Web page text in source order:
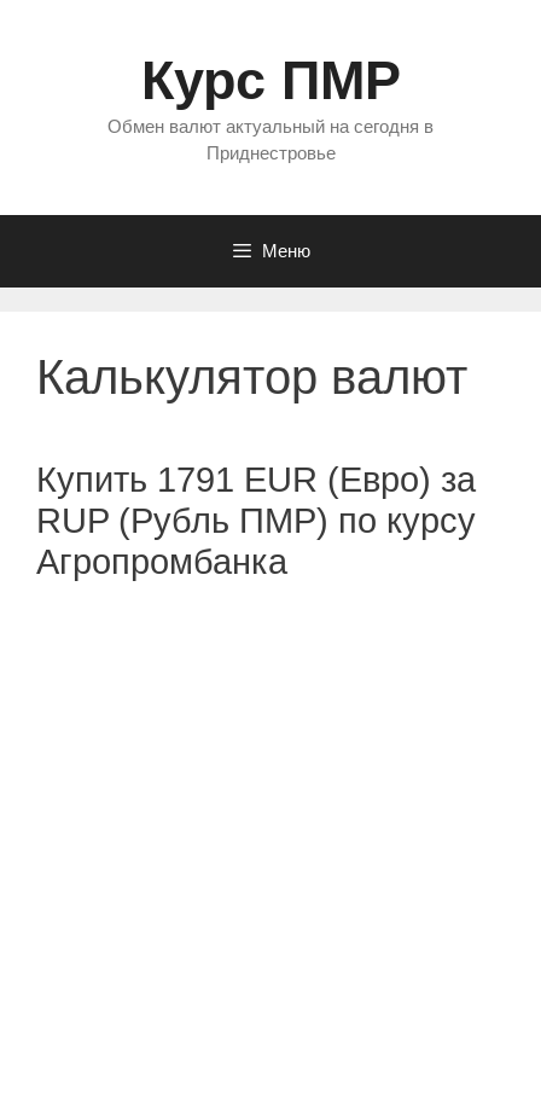
Курс ПМР
Обмен валют актуальный на сегодня в
Приднестровье
Меню
Калькулятор валют
Купить 1791 EUR (Евро) за
RUP (Рубль ПМР) по курсу
Агропромбанка